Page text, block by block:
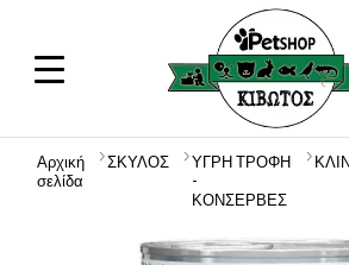
Αρχική
σελίδα
ΣΚΥΛΟΣ
ΥΓΡΗ ΤΡΟΦΗ
-
ΚΟΝΣΕΡΒΕΣ